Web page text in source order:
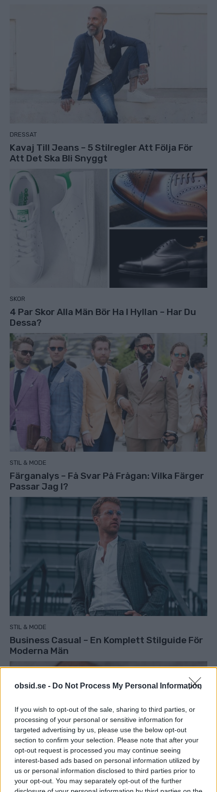
obsid.se - Do Not Process My Personal Information
If you wish to opt-out of the sale, sharing to third parties, or
processing of your personal or sensitive information for
targeted advertising by us, please use the below opt-out
section to confirm your selection. Please note that after your
opt-out request is processed you may continue seeing
interest-based ads based on personal information utilized by
us or personal information disclosed to third parties prior to
your opt-out. You may separately opt-out of the further
DRESSAT
Kavaj Till Jeans – 5 Stilregler Att Följa För
Att Det Ska Bli Snyggt
SKOR
4 Par Skor Alla Män Bör Ha I Hyllan – Har Du
Dessa?
STIL & MODE
Färganalys – Få Svar På Frågan: Vilka Färger
Passar Jag I?
STIL & MODE
Business Casual – En Komplett Stilguide För
Moderna Män